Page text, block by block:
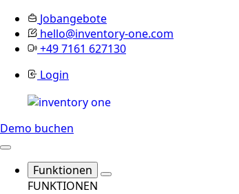
Jobangebote
hello@inventory-one.com
+49 7161 627130
Login
Demo buchen
Funktionen
FUNKTIONEN